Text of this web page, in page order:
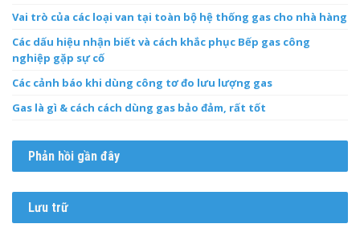
Vai trò của các loại van tại toàn bộ hệ thống gas cho nhà hàng
Các dấu hiệu nhận biết và cách khắc phục Bếp gas công
nghiệp gặp sự cố
Các cảnh báo khi dùng công tơ đo lưu lượng gas
Gas là gì & cách cách dùng gas bảo đảm, rất tốt
Phản hồi gần đây
Lưu trữ